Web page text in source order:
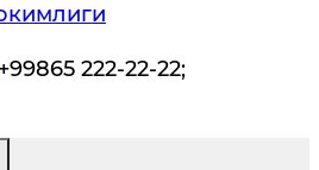
+99865 222-22-22;